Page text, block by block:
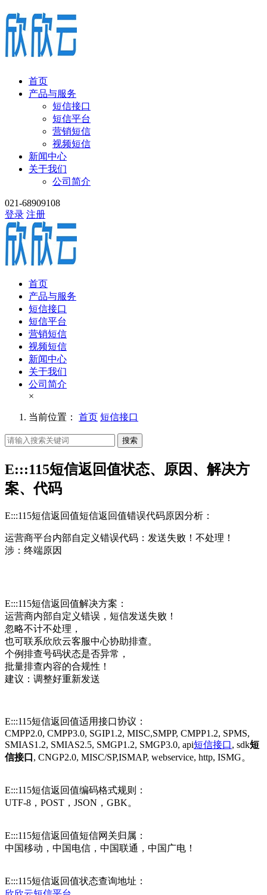
首页
产品与服务
短信接口
短信平台
营销短信
视频短信
新闻中心
关于我们
公司简介
021-68909108
登录 注册
首页
产品与服务
短信接口
短信平台
营销短信
视频短信
新闻中心
关于我们
公司简介
×
当前位置： 首页 短信接口
搜索
E:::115短信返回值状态、原因、解决方
案、代码
E:::115短信返回值短信返回值错误代码原因分析：
运营商平台内部自定义错误代码：发送失败！不处理！
涉：终端原因
E:::115短信返回值解决方案：
运营商内部自定义错误，短信发送失败！
忽略不计不处理，
也可联系欣欣云客服中心协助排查。
个例排查号码状态是否异常，
批量排查内容的合规性！
建议：调整好重新发送
E:::115短信返回值适用接口协议：
CMPP2.0, CMPP3.0, SGIP1.2, MISC,SMPP, CMPP1.2, SPMS,
SMIAS1.2, SMIAS2.5, SMGP1.2, SMGP3.0, api短信接口, sdk短
信接口 , CNGP2.0, MISC/SP,ISMAP, webservice, http, ISMG。
E:::115短信返回值编码格式规则：
UTF-8，POST，JSON，GBK。
E:::115短信返回值短信网关归属：
中国移动，中国电信，中国联通，中国广电！
E:::115短信返回值状态查询地址：